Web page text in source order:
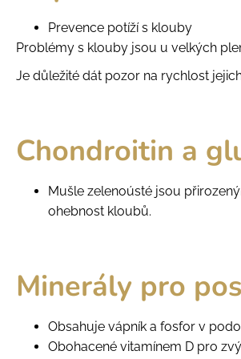
Prevence potíží s klouby
Problémy s klouby jsou u velkých
Je důležité dát pozor na rychlost
Chondroitin a
Mušle zelenoústé jsou
ohebnost kloubů.
Minerály pro
Obsahuje vápník a fosfor v
Obohacené vitamínem D pro